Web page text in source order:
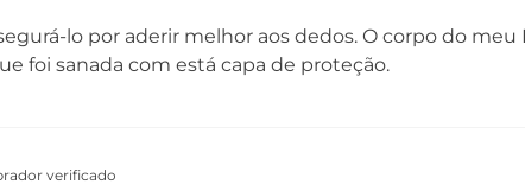
lo por aderir melhor aos dedos. O corpo do meu
foi sanada com está capa de proteção.
verificado